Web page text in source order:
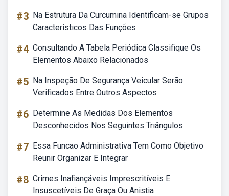
#3 Na Estrutura Da Curcumina Identificam-se Grupos
Característicos Das Funções
#4 Consultando A Tabela Periódica Classifique Os
Elementos Abaixo Relacionados
#5 Na Inspeção De Segurança Veicular Serão
Verificados Entre Outros Aspectos
#6 Determine As Medidas Dos Elementos
Desconhecidos Nos Seguintes Triângulos
#7 Essa Funcao Administrativa Tem Como Objetivo
Reunir Organizar E Integrar
#8 Crimes Inafiançáveis Imprescritíveis E
Insuscetíveis De Graça Ou Anistia